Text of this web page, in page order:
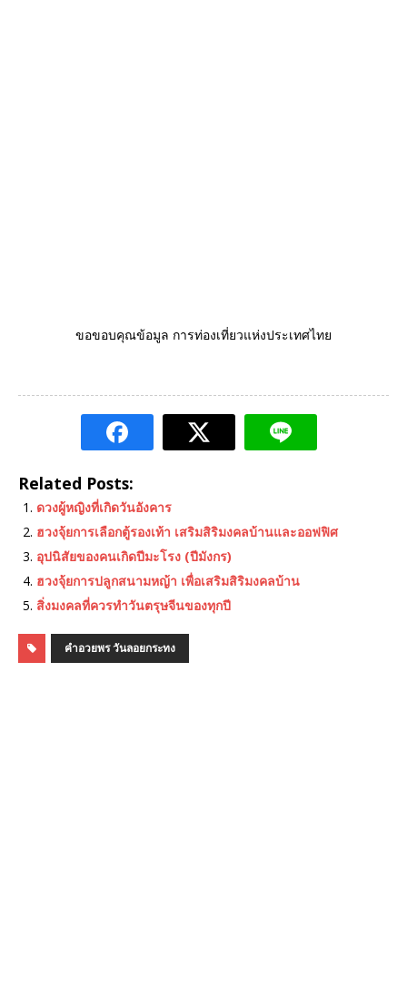
ขอขอบคุณข้อมูล การท่องเที่ยวแห่งประเทศไทย
Related Posts:
ดวงผู้หญิงที่เกิดวันอังคาร
ฮวงจุ้ยการเลือกตู้รองเท้า เสริมสิริมงคลบ้านและออฟฟิศ
อุปนิสัยของคนเกิดปีมะโรง (ปีมังกร)
ฮวงจุ้ยการปลูกสนามหญ้า เพื่อเสริมสิริมงคลบ้าน
สิ่งมงคลที่ควรทำวันตรุษจีนของทุกปี
คำอวยพร วันลอยกระทง